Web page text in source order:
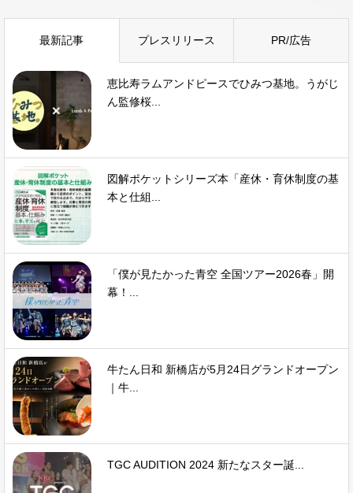
最新記事 プレスリリース PR/広告
恵比寿ラムアンドピースでひみつ基地。うがじ
ん監修桜...
図解ポケットシリーズ本「産休・育休制度の基
本と仕組...
「僕が見たかった青空 全国ツアー2026春」開
幕！...
牛たん日和 新橋店が5月24日グランドオープン
｜牛...
TGC AUDITION 2024 新たなスター誕...